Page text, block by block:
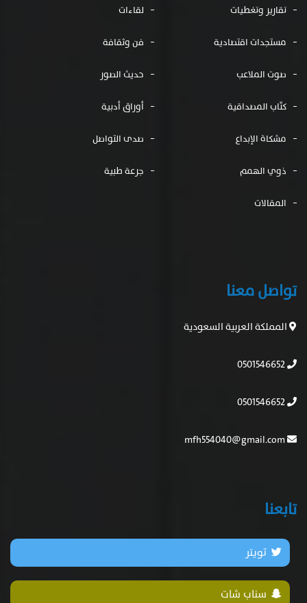
تقارير وتغطيات لقاءات
مستجدات اقتصادية فن وثقافة
صوت الملاعب حديث الصور
كتّاب المصداقية أوراق أدبية
مشكاة الإبداع صدى التواصل
ذوي الهمم جرعة طبية
المقالات
تواصل معنا
المملكة العربية السعودية
تابعنا
تويتر
سناب شات